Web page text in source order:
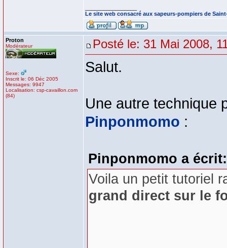
Le site web consacré aux sapeurs-pompiers de
Proton
Modérateur
Sexe:
Inscrit le: 06 Déc 2005
Messages: 9947
Localisation: csp-cavaillon.com
(84)
Posté le: 31 Mai 2008,
Salut.
Une autre technique
Pinponmomo :
Pinponmomo a écrit:
Voila un petit tutoriel
grand direct sur le